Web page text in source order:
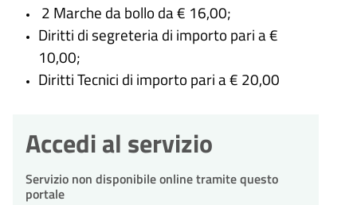
2 Marche da bollo da € 16,00;
Diritti di segreteria di importo pari a €
10,00;
Diritti Tecnici di importo pari a € 20,00
Accedi al servizio
Servizio non disponibile online tramite questo
portale